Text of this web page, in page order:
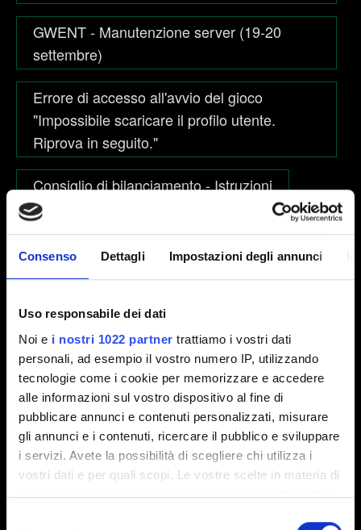
Consenso Dettagli Impostazioni degli annunci
Uso responsabile dei dati
Noi e i nostri 1022 partner trattiamo i vostri dati
personali, ad esempio il vostro numero IP, utilizzando
tecnologie come i cookie per memorizzare e accedere
alle informazioni sul vostro dispositivo al fine di
pubblicare annunci e contenuti personalizzati, misurare
gli annunci e i contenuti, ricercare il pubblico e sviluppare
i servizi. Avete la possibilità di scegliere chi utilizza i
vostri dati e per quali scopi. Le vostre scelte in materia di
privacy sono applicabili solo su questa proprietà digitale
GWENT - Manutenzione server (19-20
settembre)
Errore di accesso all'avvio del gioco
"Impossibile scaricare il profilo utente.
Riprova in seguito."
Consiglio di bilanciamento - Istruzioni
Il mio dispositivo Android sarà supportato?
Esplora categorie
ACCOUNT E PAGAMENTI
modifica nome utente, acquisti con denaro reale,
privacy, sito web
ASPETTI TECNICI
installazione, patch, lag, crash, connessione